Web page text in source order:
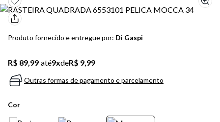
Produto fornecido e entregue por: Di Gaspi
R$ 89,99 até9xdeR$ 9,99
Outras formas de pagamento e parcelamento
Cor
4º tênis masculino
5 º bota
6º sandalia
7º jeans
8º salto